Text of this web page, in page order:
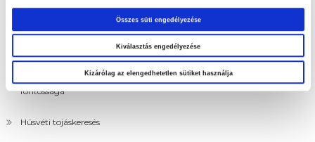
Összes süti engedélyezése
Kiválasztás engedélyezése
Kizárólag az elengedhetetlen sütiket használja
Nézd meg aktuális ajánlatainkat!
A tiszta medence élménye – Az otthoni medence tisztításának
fontossága
Húsvéti tojáskeresés